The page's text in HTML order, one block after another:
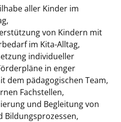
aller Kinder im
von Kindern mit
im Kita-Alltag,
individueller
in enger
dem pädagogischen Team,
Fachstellen,
und Begleitung von
Bildungsprozessen,